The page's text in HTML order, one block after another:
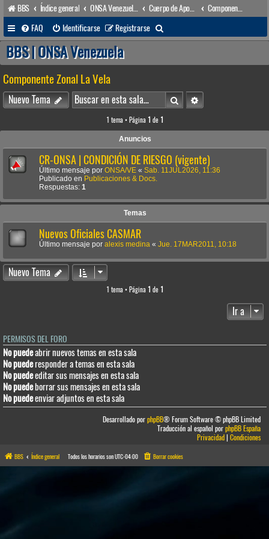
BBS Índice general
FAQ
Identificarse Registrarse
u
a
r
BBS | ONSA Venezuela
Componente Zonal La Vela
Nuevo Tema BuscarBúsqueda avanzada
1 tema • Página 1 de 1
Anuncios
CR-ONSA | CONDICIÓN DE RIESGO (vigente)
Último mensaje por ONSA/VE « Sab. 11JUL2026, 11:36
Publicado en Publicaciones & Docs.
Respuestas: 1
Temas
Nuevos Oficiales CASMAR
Último mensaje por alexis medina « Jue. 17MAR2011, 10:18
Nuevo Tema
1 tema • Página 1 de 1
Ir a
PERMISOS DEL FORO
No puedeabrir nuevos temas en esta sala
No puederesponder a temas en esta sala
No puedeeditar sus mensajes en esta sala
No puedeborrar sus mensajes en esta sala
No puedeenviar adjuntos en esta sala
Desarrollado porphpBB® Forum Software © phpBB Limited
Traducción al español porphpBB España
Privacidad|Condiciones
BBS Índice general Todos los horarios sonUTC-04:00 Borrar cookies